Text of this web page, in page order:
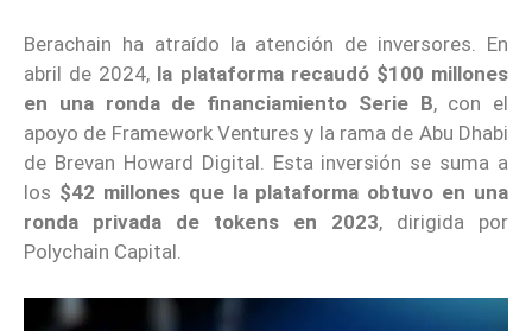
Berachain ha atraído la atención de inversores. En
abril de 2024, la plataforma recaudó $100 millones
en una ronda de financiamiento Serie B, con el
apoyo de Framework Ventures y la rama de Abu Dhabi
de Brevan Howard Digital. Esta inversión se suma a
los $42 millones que la plataforma obtuvo en una
ronda privada de tokens en 2023, dirigida por
Polychain Capital.